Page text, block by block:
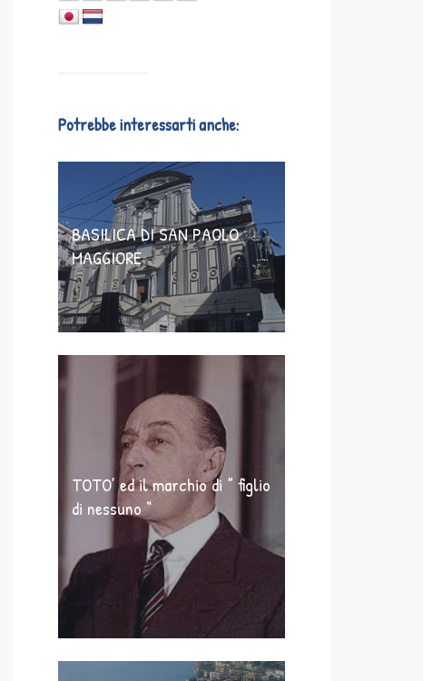
Potrebbe interessarti anche:
BASILICA DI SAN PAOLO
MAGGIORE
TOTO’ ed il marchio di ” figlio
di nessuno “